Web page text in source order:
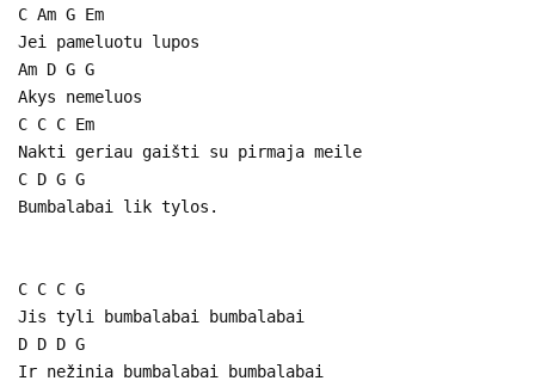
C Am G Em
Jei pameluotu lupos
Am D G G
Akys nemeluos
C C C Em
Nakti geriau gaišti su pirmaja meile
C D G G
Bumbalabai lik tylos.
C C C G
Jis tyli bumbalabai bumbalabai
D D D G
Ir nežinia bumbalabai bumbalabai